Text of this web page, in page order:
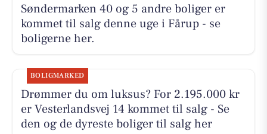
Søndermarken 40 og 5 andre boliger er
kommet til salg denne uge i Fårup - se
boligerne her.
BOLIGMARKED
Drømmer du om luksus? For 2.195.000 kr
er Vesterlandsvej 14 kommet til salg - Se
den og de dyreste boliger til salg her